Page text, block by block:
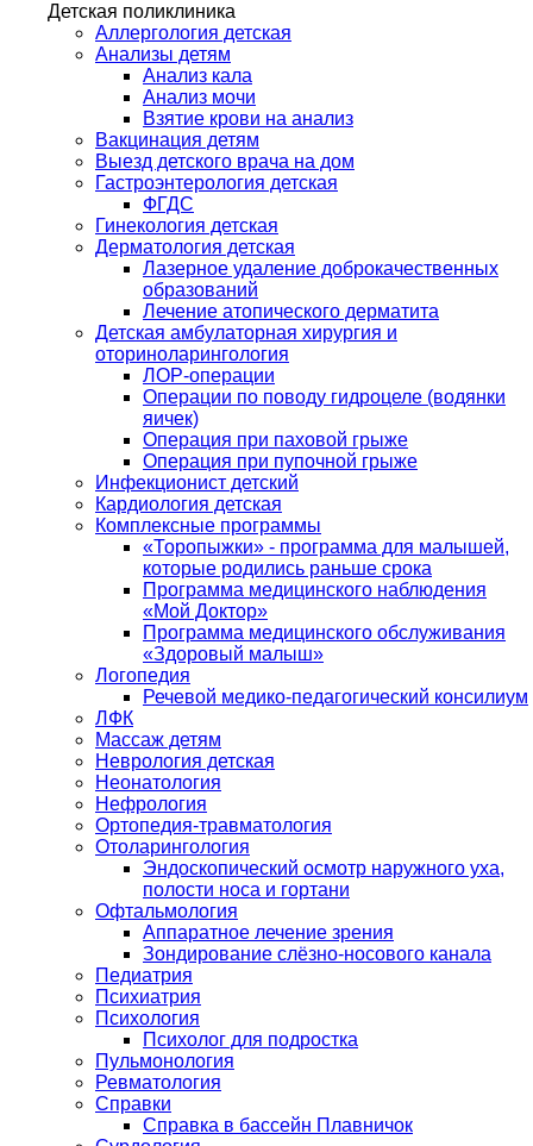
Детская поликлиника
Аллергология детская
Анализы детям
Анализ кала
Анализ мочи
Взятие крови на анализ
Вакцинация детям
Выезд детского врача на дом
Гастроэнтерология детская
ФГДС
Гинекология детская
Дерматология детская
Лазерное удаление доброкачественных
образований
Лечение атопического дерматита
Детская амбулаторная хирургия и
оториноларингология
ЛОР-операции
Операции по поводу гидроцеле (водянки
яичек)
Операция при паховой грыже
Операция при пупочной грыже
Инфекционист детский
Кардиология детская
Комплексные программы
«Торопыжки» - программа для малышей,
которые родились раньше срока
Программа медицинского наблюдения
«Мой Доктор»
Программа медицинского обслуживания
«Здоровый малыш»
Логопедия
Речевой медико-педагогический консилиум
ЛФК
Массаж детям
Неврология детская
Неонатология
Нефрология
Ортопедия-травматология
Отоларингология
Эндоскопический осмотр наружного уха,
полости носа и гортани
Офтальмология
Аппаратное лечение зрения
Зондирование слёзно-носового канала
Педиатрия
Психиатрия
Психология
Психолог для подростка
Пульмонология
Ревматология
Справки
Справка в бассейн Плавничок